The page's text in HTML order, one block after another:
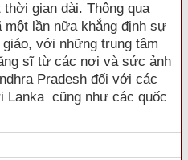
gian dài. Thông qua
lần nữa khẳng định sự
với những trung tâm
sĩ từ các nơi và sức ảnh
Pradesh đối với các
Lanka cũng như các quốc